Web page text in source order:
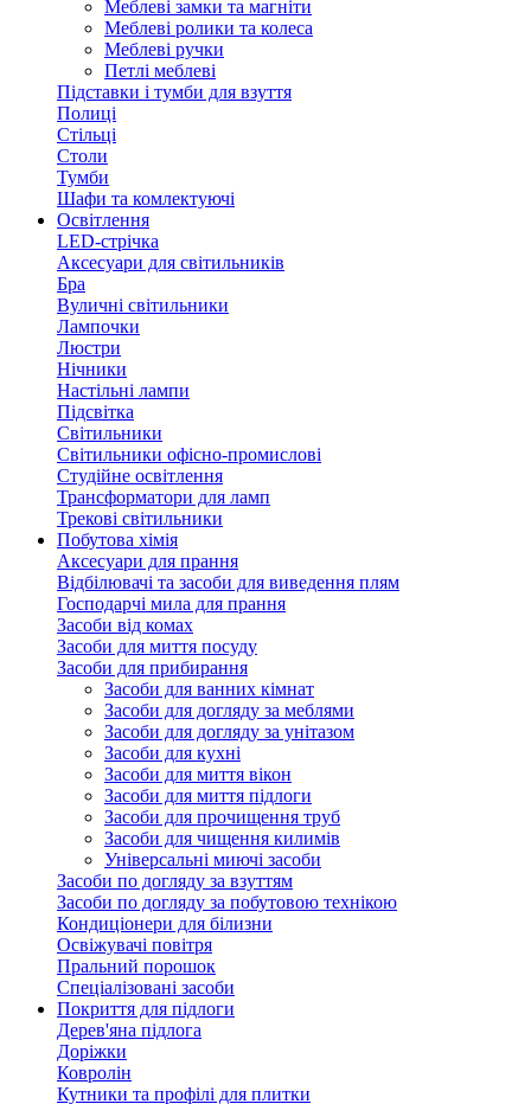
Меблеві замки та магніти
Меблеві ролики та колеса
Меблеві ручки
Петлі меблеві
Підставки і тумби для взуття
Полиці
Стільці
Столи
Тумби
Шафи та комлектуючі
Освітлення
LED-стрічка
Аксесуари для світильників
Бра
Вуличні світильники
Лампочки
Люстри
Нічники
Настільні лампи
Підсвітка
Світильники
Світильники офісно-промислові
Студійне освітлення
Трансформатори для ламп
Трекові світильники
Побутова хімія
Аксесуари для прання
Відбілювачі та засоби для виведення плям
Господарчі мила для прання
Засоби від комах
Засоби для миття посуду
Засоби для прибирання
Засоби для ванних кімнат
Засоби для догляду за меблями
Засоби для догляду за унітазом
Засоби для кухні
Засоби для миття вікон
Засоби для миття підлоги
Засоби для прочищення труб
Засоби для чищення килимів
Універсальні миючі засоби
Засоби по догляду за взуттям
Засоби по догляду за побутовою технікою
Кондиціонери для білизни
Освіжувачі повітря
Пральний порошок
Спеціалізовані засоби
Покриття для підлоги
Дерев'яна підлога
Доріжки
Ковролін
Кутники та профілі для плитки